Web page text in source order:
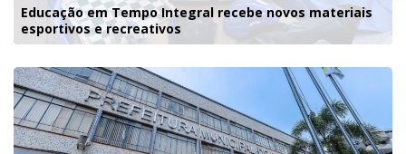
Educação em Tempo Integral recebe novos materiais
esportivos e recreativos